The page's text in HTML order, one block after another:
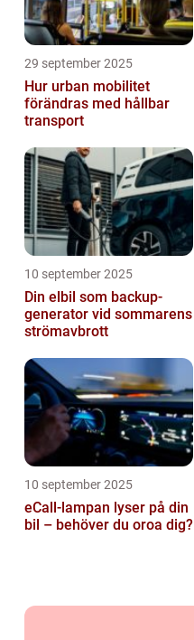
29 september 2025
Hur urban mobilitet
förändras med hållbar
transport
10 september 2025
Din elbil som backup-
generator vid sommarens
strömavbrott
10 september 2025
eCall-lampan lyser på din
bil – behöver du oroa dig?